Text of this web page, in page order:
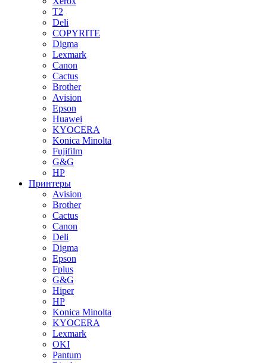
T2
Deli
COPYRITE
Digma
Lexmark
Canon
Cactus
Brother
Avision
Epson
Huawei
KYOCERA
Konica Minolta
Fujifilm
G&G
HP
Принтеры
Avision
Brother
Cactus
Canon
Deli
Digma
Epson
Fplus
G&G
Hiper
HP
Konica Minolta
KYOCERA
Lexmark
OKI
Pantum